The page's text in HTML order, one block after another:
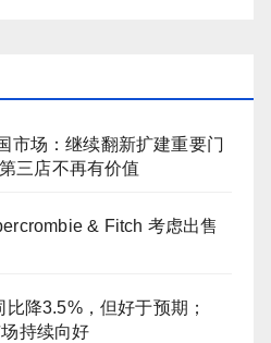
市场：继续翻新扩建重要门
三店不再有价值
& Fitch 考虑出售
降3.5%，但好于预期；
持续向好